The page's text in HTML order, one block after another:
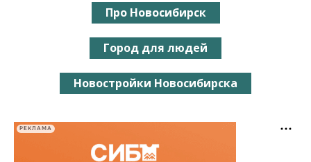
Про Новосибирск
Город для людей
Новостройки Новосибирска
РЕКЛАМА